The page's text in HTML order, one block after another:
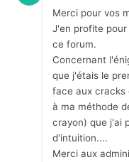
Merci pour vos
J'en profite
ce forum.
Concernant
que j'étais le
face aux cracks
à ma méthode
crayon) que j'ai
d'intuition....
Merci aux